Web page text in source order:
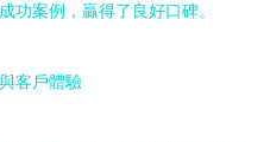
功案例，贏得了良好口碑。
客戶體驗